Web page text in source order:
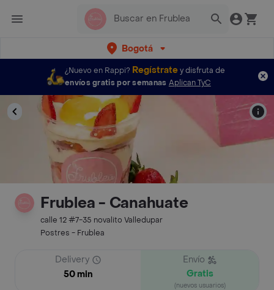
Bogotá
¿Nuevo en Rappi? Regístratey disfruta de
envíos gratis por semanas Aplican TyC
Frublea - Canahuate
calle 12 #7-35 novalito Valledupar
Postres - Frublea
Delivery
50 min
Envío
Gratis
(nuevos usuarios)